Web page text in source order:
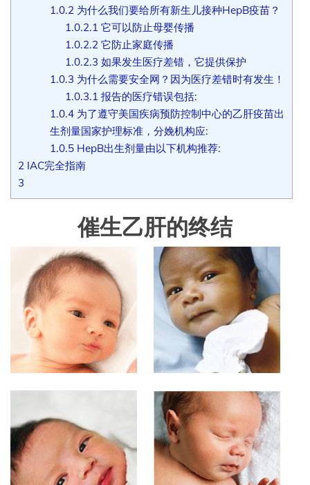
1.0.2为什么我们要给所有新生儿接种HepB疫苗？
1.0.2.1 它可以防止母婴传播
1.0.2.2 它防止家庭传播
1.0.2.3 如果发生医疗差错，它提供保护
1.0.3 为什么需要安全网？因为医疗差错时有发生！
1.0.3.1 报告的医疗错误包括:
1.0.4为了遵守美国疾病预防控制中心的乙肝疫苗出
生剂量国家护理标准，分娩机构应:
1.0.5HepB出生剂量由以下机构推荐:
2 IAC完全指南
3
催生乙肝的终结